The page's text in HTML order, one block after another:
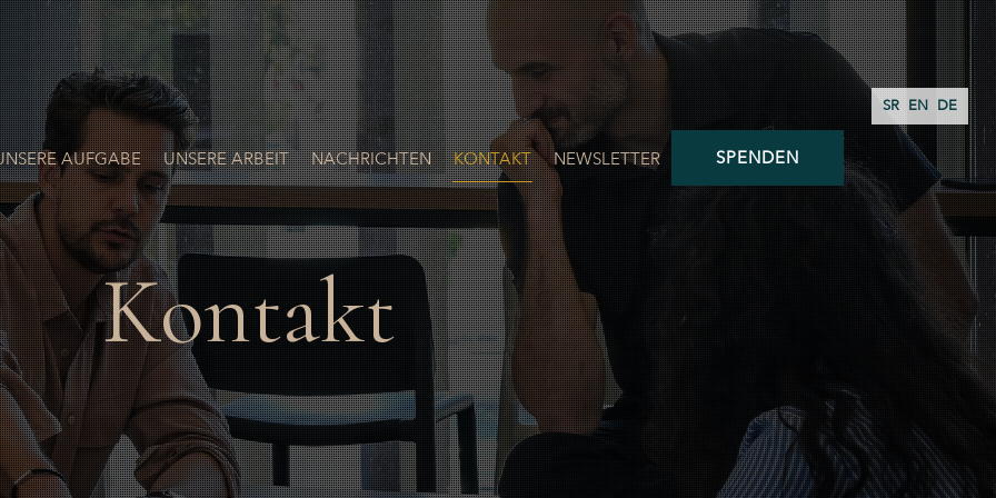
AUFGABE UNSERE ARBEIT NACHRICHTEN KONTAKT NEWSLETTER SPENDEN
SR EN DE
Kontakt